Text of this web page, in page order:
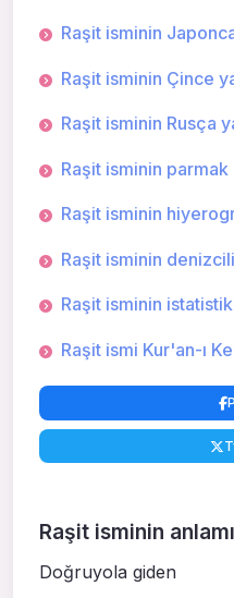
Raşit isminin Japonca
Raşit isminin Çince
Raşit isminin Rusça
Raşit isminin parmak
Raşit isminin
Raşit isminin
Raşit isminin
Raşit ismi Kur'an-ı
Raşit isminin anlamı
Doğruyola giden